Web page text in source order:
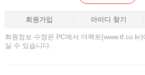
회원가입 아이디 찾기
회원정보 수정은 PC에서 더팩트
실 수 있습니다.